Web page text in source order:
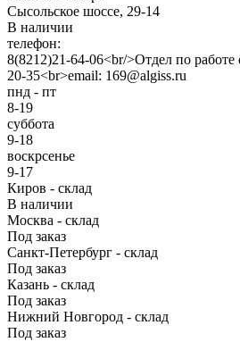
Сысольское шоссе, 29-14
В наличии
телефон:
8(8212)21-64-06<br/>Отдел по
20-35<br>email: 169@algiss.ru
пнд - пт
8-19
суббота
9-18
воскрсенье
9-17
Киров - склад
В наличии
Москва - склад
Под заказ
Санкт-Петербург - склад
Под заказ
Казань - склад
Под заказ
Нижний Новгород - склад
Под заказ